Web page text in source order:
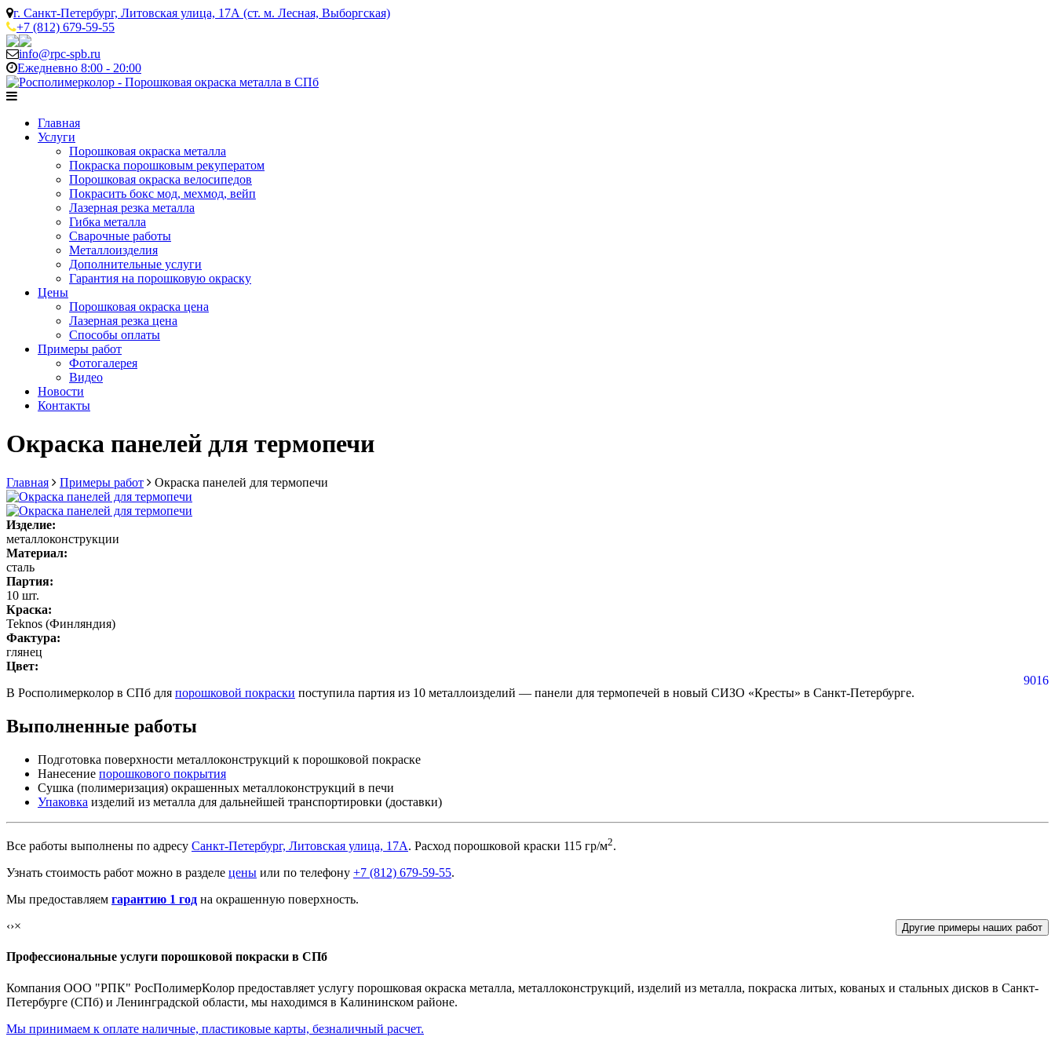
г. Санкт-Петербург, Литовская улица, 17А (ст. м. Лесная, Выборгская)
+7 (812) 679-59-55
info@rpc-spb.ru
Ежедневно 8:00 - 20:00
Главная
Услуги
Порошковая окраска металла
Покраска порошковым рекуператом
Порошковая окраска велосипедов
Покрасить бокс мод, мехмод, вейп
Лазерная резка металла
Гибка металла
Сварочные работы
Металлоизделия
Дополнительные услуги
Гарантия на порошковую окраску
Цены
Порошковая окраска цена
Лазерная резка цена
Способы оплаты
Примеры работ
Фотогалерея
Видео
Новости
Контакты
Окраска панелей для термопечи
Главная Примеры работ Окраска панелей для термопечи
Изделие:
металлоконструкции
Материал:
сталь
Партия:
10 шт.
Краска:
Teknos (Финляндия)
Фактура:
глянец
Цвет:
9016
В Росполимерколор в СПб для порошковой покраски поступила партия из 10 металлоизделий — панели для термопечей в новый СИЗО «Кресты» в Санкт-Петербурге.
Выполненные работы
Подготовка поверхности металлоконструкций к порошковой покраске
Нанесение порошкового покрытия
Сушка (полимеризация) окрашенных металлоконструкций в печи
Упаковка изделий из металла для дальнейшей транспортировки (доставки)
Все работы выполнены по адресу Санкт-Петербург, Литовская улица, 17А. Расход порошковой краски 115 гр/м2.
Узнать стоимость работ можно в разделе цены или по телефону +7 (812) 679-59-55.
Мы предоставляем гарантию 1 год на окрашенную поверхность.
Другие примеры наших работ
‹›×
Профессиональные услуги порошковой покраски в СПб
Компания ООО "РПК" РосПолимерКолор предоставляет услугу порошковая окраска металла, металлоконструкций, изделий из металла, покраска литых, кованых и стальных дисков в Санкт-
Петербурге (СПб) и Ленинградской области, мы находимся в Калининском районе.
Мы принимаем к оплате наличные, пластиковые карты, безналичный расчет.